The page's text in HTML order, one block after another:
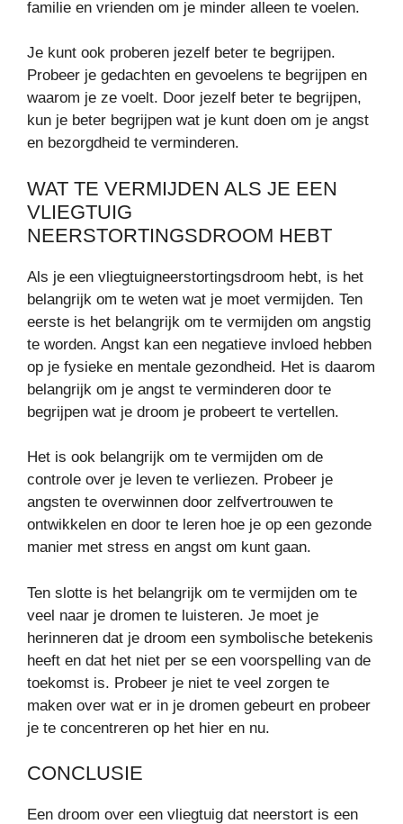
familie en vrienden om je minder alleen te voelen.
Je kunt ook proberen jezelf beter te begrijpen.
Probeer je gedachten en gevoelens te begrijpen en
waarom je ze voelt. Door jezelf beter te begrijpen,
kun je beter begrijpen wat je kunt doen om je angst
en bezorgdheid te verminderen.
WAT TE VERMIJDEN ALS JE EEN
VLIEGTUIG
NEERSTORTINGSDROOM HEBT
Als je een vliegtuigneerstortingsdroom hebt, is het
belangrijk om te weten wat je moet vermijden. Ten
eerste is het belangrijk om te vermijden om angstig
te worden. Angst kan een negatieve invloed hebben
op je fysieke en mentale gezondheid. Het is daarom
belangrijk om je angst te verminderen door te
begrijpen wat je droom je probeert te vertellen.
Het is ook belangrijk om te vermijden om de
controle over je leven te verliezen. Probeer je
angsten te overwinnen door zelfvertrouwen te
ontwikkelen en door te leren hoe je op een gezonde
manier met stress en angst om kunt gaan.
Ten slotte is het belangrijk om te vermijden om te
veel naar je dromen te luisteren. Je moet je
herinneren dat je droom een symbolische betekenis
heeft en dat het niet per se een voorspelling van de
toekomst is. Probeer je niet te veel zorgen te
maken over wat er in je dromen gebeurt en probeer
je te concentreren op het hier en nu.
CONCLUSIE
Een droom over een vliegtuig dat neerstort is een